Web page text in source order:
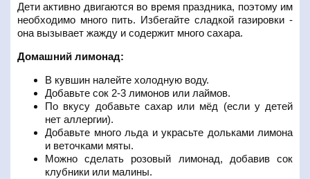
Дети активно двигаются во время праздника, поэтому им
необходимо много пить. Избегайте сладкой газировки -
она вызывает жажду и содержит много сахара.
Домашний лимонад:
В кувшин налейте холодную воду.
Добавьте сок 2-3 лимонов или лаймов.
По вкусу добавьте сахар или мёд (если у детей
нет аллергии).
Добавьте много льда и украсьте дольками лимона
и веточками мяты.
Можно сделать розовый лимонад, добавив сок
клубники или малины.